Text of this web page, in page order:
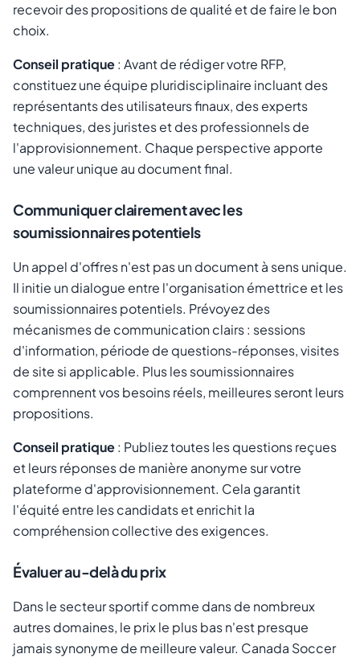
recevoir des propositions de qualité et de faire le bon
choix.
Conseil pratique: Avant de rédiger votre RFP,
constituez une équipe pluridisciplinaire incluant des
représentants des utilisateurs finaux, des experts
techniques, des juristes et des professionnels de
l'approvisionnement. Chaque perspective apporte
une valeur unique au document final.
Communiquer clairement avec les
soumissionnaires potentiels
Un appel d'offres n'est pas un document à sens unique.
Il initie un dialogue entre l'organisation émettrice et les
soumissionnaires potentiels. Prévoyez des
mécanismes de communication clairs : sessions
d'information, période de questions-réponses, visites
de site si applicable. Plus les soumissionnaires
comprennent vos besoins réels, meilleures seront leurs
propositions.
Conseil pratique: Publiez toutes les questions reçues
et leurs réponses de manière anonyme sur votre
plateforme d'approvisionnement. Cela garantit
l'équité entre les candidats et enrichit la
compréhension collective des exigences.
Évaluer au-delà du prix
Dans le secteur sportif comme dans de nombreux
autres domaines, le prix le plus bas n'est presque
jamais synonyme de meilleure valeur. Canada Soccer